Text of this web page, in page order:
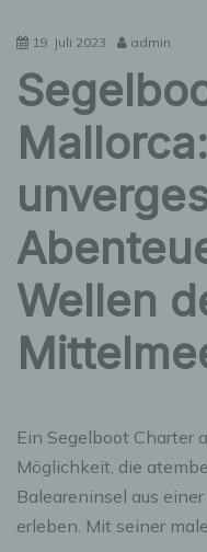
19. Juli 2023 admin
Wellen
Ein Segelboot Charter
Möglichkeit, die
Baleareninsel aus
erleben. Mit seiner